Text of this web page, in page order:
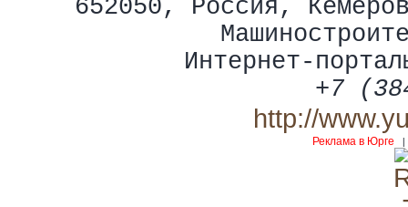
652050, Россия ,
Интернет-
+7
http://
Реклама в Юрге